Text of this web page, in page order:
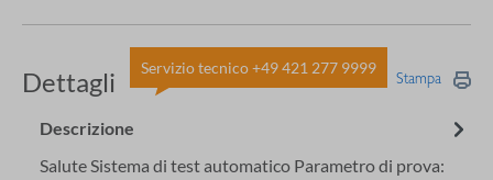
Dettagli Servizio tecnico +49 421 277 9999
Stampa
Descrizione
Salute Sistema di test automatico Parametro di prova: